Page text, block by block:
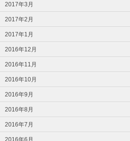
2017年3月
2017年2月
2017年1月
2016年12月
2016年11月
2016年10月
2016年9月
2016年8月
2016年7月
2016年6月